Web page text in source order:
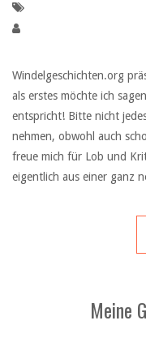
Windelgeschichten.org
als erstes möchte ich
entspricht! Bitte nicht
nehmen, obwohl auch
freue mich für Lob und
eigentlich aus einer ganz
Meine